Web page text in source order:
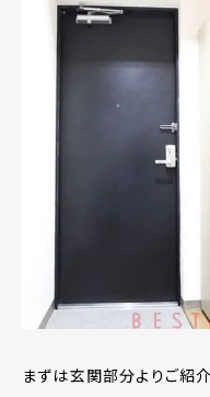
まずは玄関部分よりご紹介